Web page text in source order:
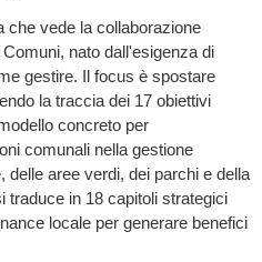
che vede la collaborazione
nato dall'esigenza di
gestire. Il focus è spostare
la traccia dei 17 obiettivi
concreto per
comunali nella gestione
aree verdi, dei parchi e della
traduce in 18 capitoli strategici
locale per generare benefici